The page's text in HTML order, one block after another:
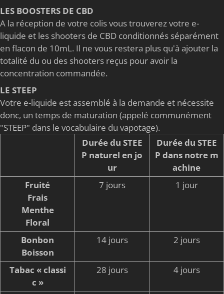
LES BOOSTERS DE CBD
A la réception de votre colis vous trouverez votre e-
liquide et les shooters de CBD conditionnés séparément
en flacon de 10mL. Il ne vous restera plus qu'à ajouter la
totalité du ou des shooters reçus pour avoir la
concentration commandée.
LE STEEP
Votre e-liquide est assemblé à la demande et nécessite
donc, un temps de maturation (appelé communément
"STEEP" dans le vocabulaire du vapotage).
Durée du STEE
P naturel en jo
ur
Durée du STEE
P dans notre m
achine
Fruité
Frais
Menthe
Floral
7 jours 1 jour
Bonbon
Boisson
14 jours 2 jours
Tabac « classi
c »
28 jours 4 jours